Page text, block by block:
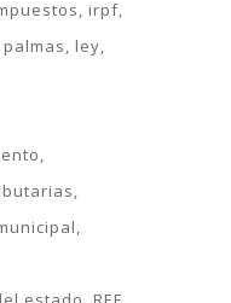
irpf
ley